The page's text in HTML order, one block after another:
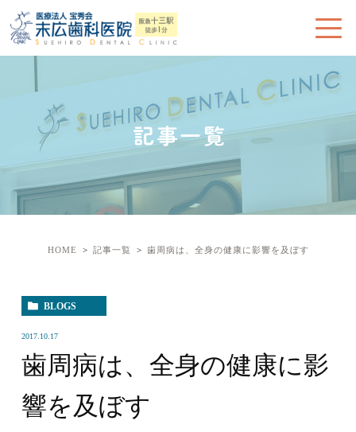
記事一覧
HOME 記事一覧 歯周病は、全身の健康に影響を及ぼす
BLOGS
2017.10.17
歯周病は、全身の健康に影
響を及ぼす